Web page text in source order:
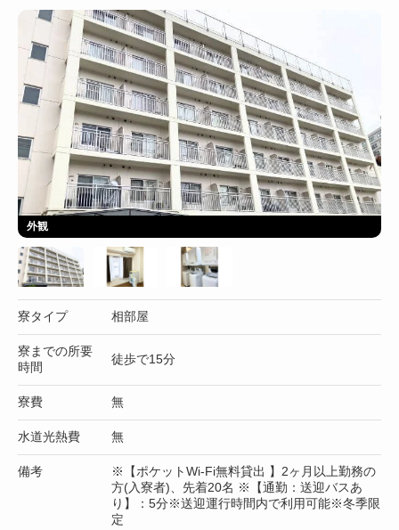
外観
寮タイプ 相部屋
寮までの所要
時間
徒歩で15分
寮費 無
水道光熱費 無
備考
※【ポケットWi-Fi無料貸出 】2ヶ月以上勤務の
方(入寮者)、先着20名 ※【通勤：送迎バスあ
り】：5分※送迎運行時間内で利用可能※冬季限
定